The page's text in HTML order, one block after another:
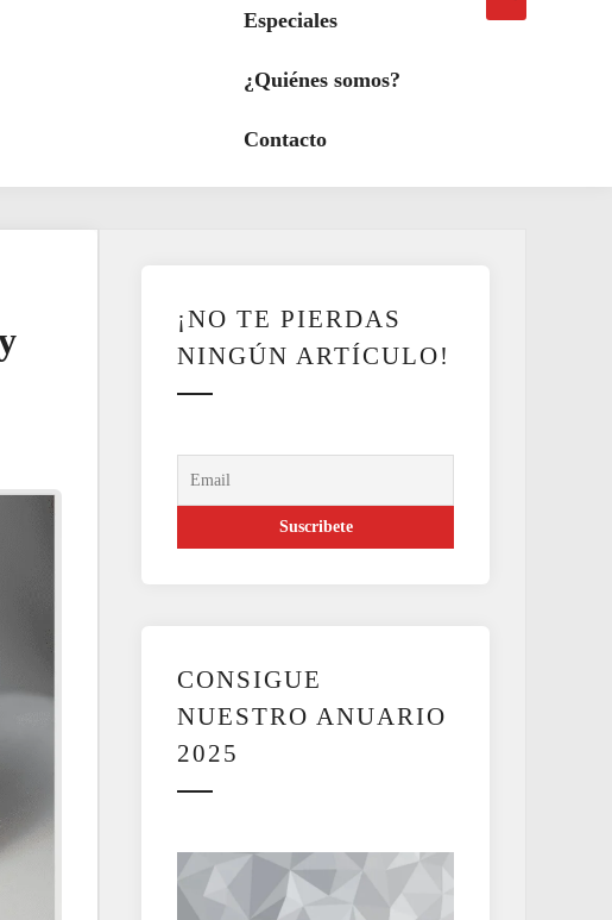
Especiales
¿Quiénes somos?
Contacto
búsqueda
¡NO TE PIERDAS
NINGÚN ARTÍCULO!
CONSIGUE
NUESTRO ANUARIO
2025